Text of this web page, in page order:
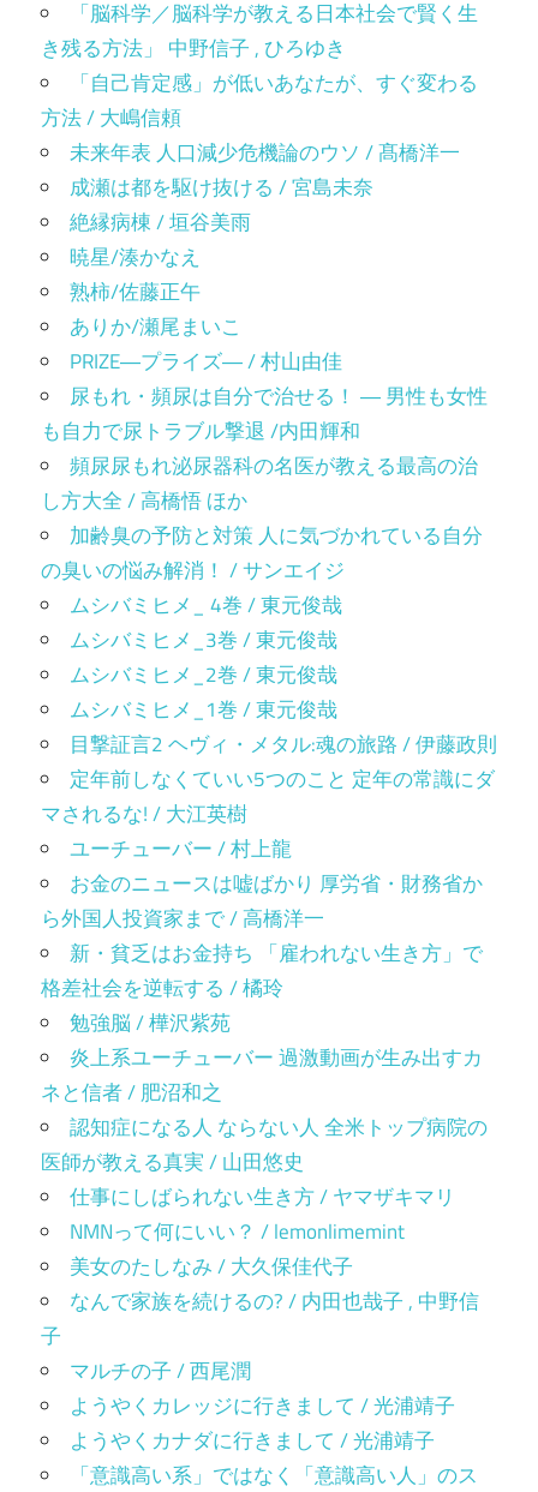
「脳科学／脳科学が教える日本社会で賢く生
き残る方法」 中野信子 , ひろゆき
「自己肯定感」が低いあなたが、すぐ変わる
方法 / 大嶋信頼
未来年表 人口減少危機論のウソ / 髙橋洋一
成瀬は都を駆け抜ける / 宮島未奈
絶縁病棟 / 垣谷美雨
暁星/湊かなえ
熟柿/佐藤正午
ありか/瀬尾まいこ
PRIZE―プライズ― / 村山由佳
尿もれ・頻尿は自分で治せる！ ― 男性も女性
も自力で尿トラブル撃退 /内田輝和
頻尿尿もれ泌尿器科の名医が教える最高の治
し方大全 / 高橋悟 ほか
加齢臭の予防と対策 人に気づかれている自分
の臭いの悩み解消！ / サンエイジ
ムシバミヒメ_ 4巻 / 東元俊哉
ムシバミヒメ_3巻 / 東元俊哉
ムシバミヒメ_2巻 / 東元俊哉
ムシバミヒメ_1巻 / 東元俊哉
目撃証言2 ヘヴィ・メタル:魂の旅路 / 伊藤政則
定年前しなくていい5つのこと 定年の常識にダ
マされるな! / 大江英樹
ユーチューバー / 村上龍
お金のニュースは嘘ばかり 厚労省・財務省か
ら外国人投資家まで / 高橋洋一
新・貧乏はお金持ち 「雇われない生き方」で
格差社会を逆転する / 橘玲
勉強脳 / 樺沢紫苑
炎上系ユーチューバー 過激動画が生み出すカ
ネと信者 / 肥沼和之
認知症になる人 ならない人 全米トップ病院の
医師が教える真実 / 山田悠史
仕事にしばられない生き方 / ヤマザキマリ
NMNって何にいい？ / lemonlimemint
美女のたしなみ / 大久保佳代子
なんで家族を続けるの? / 内田也哉子 , 中野信
子
マルチの子 / 西尾潤
ようやくカレッジに行きまして / 光浦靖子
ようやくカナダに行きまして / 光浦靖子
「意識高い系」ではなく「意識高い人」のス